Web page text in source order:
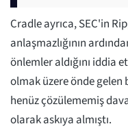
Cradle ayrıca, SEC'in
anlaşmazlığının
önlemler aldığını iddia
olmak üzere önde gelen
henüz çözülememiş
olarak askıya almıştı.